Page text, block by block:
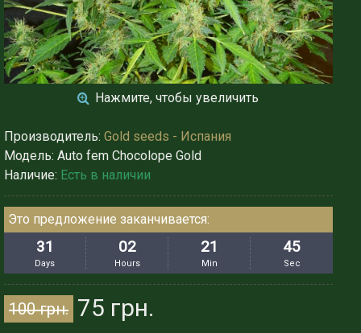
Нажмите, чтобы увеличить
Производитель: Gold seeds - Испания
Модель: Auto fem Chocolope Gold
Наличие: Есть в наличии
Это предложение заканчивается:
31
Days
02
Hours
21
Min
43
Sec
100 грн. 75 грн.